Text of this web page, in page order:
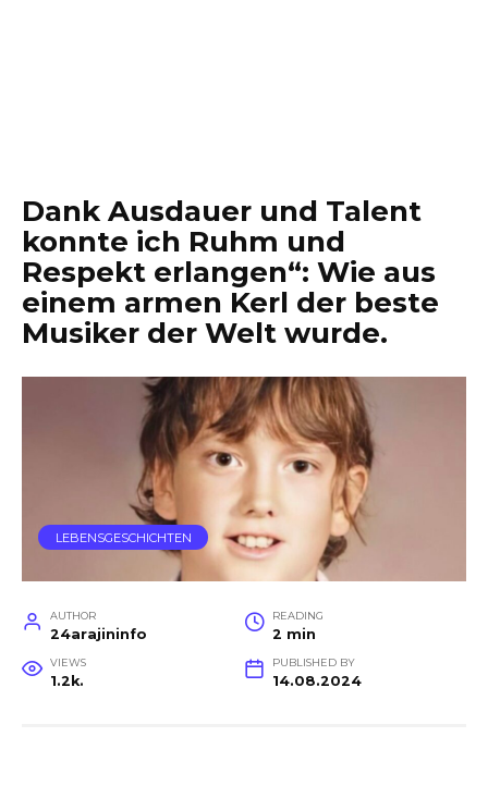
Dank Ausdauer und Talent
konnte ich Ruhm und
Respekt erlangen“: Wie aus
einem armen Kerl der beste
Musiker der Welt wurde.
LEBENSGESCHICHTEN
AUTHOR
24arajininfo
READING
2 min
VIEWS
1.2k.
PUBLISHED BY
14.08.2024